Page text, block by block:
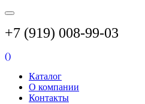
+7 (919) 008-99-03
()
Каталог
О компании
Контакты